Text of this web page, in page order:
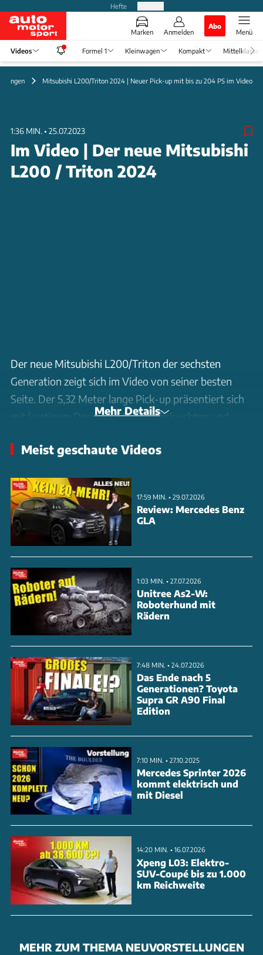
Hefte
Marken Anmelden
Abo
Menü
Videos Formel 1 Kleinwagen Kompakt Mittelklasse
Mitsubishi L200/Triton 2024 | Neuer Pick-up mit bis zu 204 PS im Video
1:36 MIN. • 25.07.2023
Im Video | Der neue Mitsubishi
L200 / Triton 2024
Der neue Mitsubishi L200/Triton der sechsten
Generation zeigt sich im Video von seiner besten
Seite. Der 5,32 Meter lange Pick-up präsentiert sich
mit kantigem Design, LED-Tagfahrleuchten und
Haube arbeitet ein neuer 2,4-Liter-Diesel in drei
bleibt konservativ mit analogem Kombiinstrument
und klassischen Bedienelementen, modernisiert
durch ein zentrales Touchdisplay. Zur Wahl stehen
drei Kabinenversionen und zwei Allradsysteme. Die
Preise in Thailand starten bei umgerechnet 14.200
Euro für die Basisversion. Nach Europa kommt der
neue L200 voraussichtlich nicht.
Mehr Details
Meist geschaute Videos
17:59 MIN. • 29.07.2026
Review: Mercedes Benz
GLA
1:03 MIN. • 27.07.2026
Unitree As2-W:
Roboterhund mit
Rädern
7:48 MIN. • 24.07.2026
Das Ende nach 5
Generationen? Toyota
Supra GR A90 Final
Edition
7:10 MIN. • 27.10.2025
Mercedes Sprinter 2026
kommt elektrisch und
mit Diesel
14:20 MIN. • 16.07.2026
Xpeng L03: Elektro-
SUV-Coupé bis zu 1.000
km Reichweite
MEHR ZUM THEMA NEUVORSTELLUNGEN